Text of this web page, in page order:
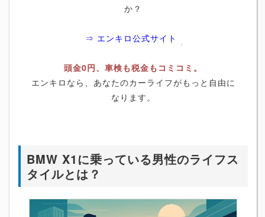
か？
⇒ エンキロ公式サイト
頭金0円、車検も税金もコミコミ。
エンキロなら、あなたのカーライフがもっと自由に
なります。
BMW X1に乗っている男性のライフス
タイルとは？